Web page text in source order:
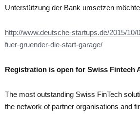
Unterstützung der Bank umsetzen
http://www.deutsche-startups.de/2015/10/
fuer-gruender-die-start-garage/
Registration is open for Swiss Fintech
The most outstanding Swiss FinTech
the network of partner organisations and